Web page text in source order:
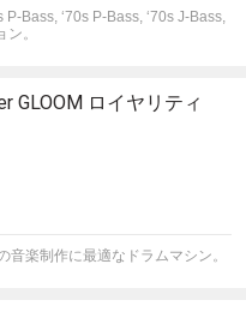
Bass, ‘70s P-Bass, ‘70s J-Bass,
。
GLOOM ロイヤリティ
楽制作に最適なドラムマシン。